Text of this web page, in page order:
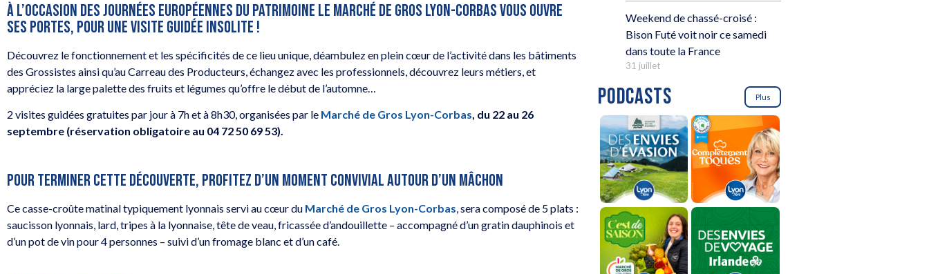
À L’OCCASION DES JOURNÉES EUROPÉENNES DU PATRIMOINE LE MARCHÉ DE GROS LYON-CORBAS VOUS OUVRE
SES PORTES, POUR UNE VISITE GUIDÉE INSOLITE !
Découvrez le fonctionnement et les spécificités de ce lieu unique, déambulez en plein cœur de l’activité dans les bâtiments
des Grossistes ainsi qu’au Carreau des Producteurs, échangez avec les professionnels, découvrez leurs métiers, et
appréciez la large palette des fruits et légumes qu’offre le début de l’automne…
2 visites guidées gratuites par jour à 7h et à 8h30, organisées par le Marché de Gros Lyon-Corbas, du 22 au 26
septembre (réservation obligatoire au 04 72 50 69 53).
POUR TERMINER CETTE DÉCOUVERTE, PROFITEZ D’UN MOMENT CONVIVIAL AUTOUR D’UN MÂCHON
Ce casse-croûte matinal typiquement lyonnais servi au cœur du Marché de Gros Lyon-Corbas , sera composé de 5 plats :
saucisson lyonnais, lard, tripes à la lyonnaise, tête de veau, fricassée d’andouillette – accompagné d’un gratin dauphinois et
d’un pot de vin pour 4 personnes – suivi d’un fromage blanc et d’un café.
Weekend de chassé-croisé :
Bison Futé voit noir ce samedi
dans toute la France
31 juillet
PODCASTS Plus